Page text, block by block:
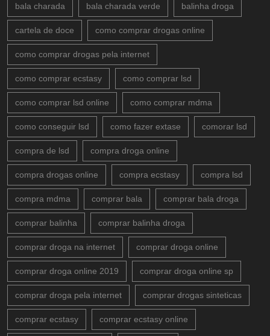
bala charada bala charada verde balinha droga
cartela de doce como comprar drogas online
como comprar drogas pela internet
como comprar ecstasy como comprar lsd
como comprar lsd online como comprar mdma
como conseguir lsd como fazer extase comorar lsd
compra de lsd compra droga online
compra drogas online compra ecstasy compra lsd
compra mdma comprar bala comprar bala droga
comprar balinha comprar balinha droga
comprar droga na internet comprar droga online
comprar droga online 2019 comprar droga online sp
comprar droga pela internet comprar drogas sinteticas
comprar ecstasy comprar ecstasy online